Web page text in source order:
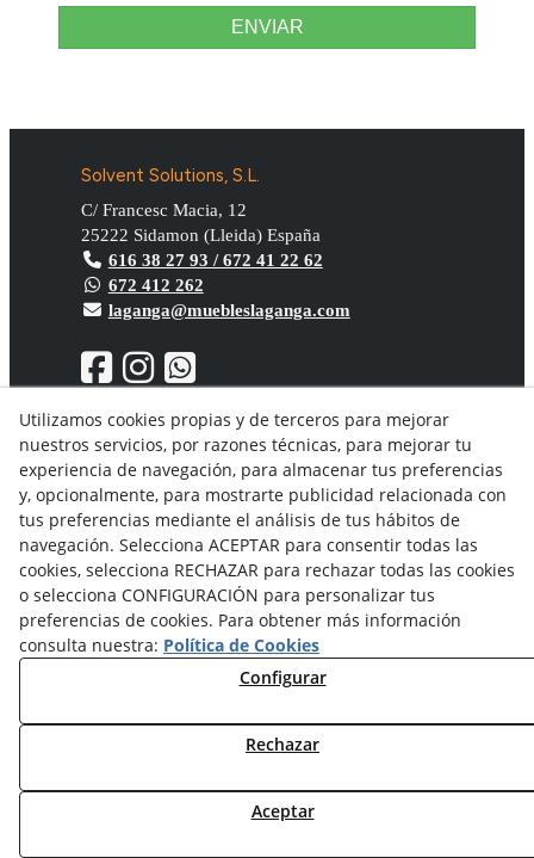
ENVIAR
Solvent Solutions, S.L.
C/ Francesc Macia, 12
25222 Sidamon (Lleida) España
616 38 27 93 / 672 41 22 62
672 412 262
laganga@muebleslaganga.com
Aviso Legal
Política de privacidad
Política Cookies
Condiciones generales de compra
Derecho de desistimiento
Organismos de resolución de conflictos
© 08/2026 Solvent Solutions, S.L. (La Ganga) - Todos los
derechos reservados.
Utilizamos cookies propias y de terceros para mejorar
nuestros servicios, por razones técnicas, para mejorar tu
experiencia de navegación, para almacenar tus preferencias
y, opcionalmente, para mostrarte publicidad relacionada con
tus preferencias mediante el análisis de tus hábitos de
navegación. Selecciona ACEPTAR para consentir todas las
cookies, selecciona RECHAZAR para rechazar todas las cookies
o selecciona CONFIGURACIÓN para personalizar tus
preferencias de cookies. Para obtener más información
consulta nuestra: Política de Cookies
Configurar
Rechazar
Aceptar